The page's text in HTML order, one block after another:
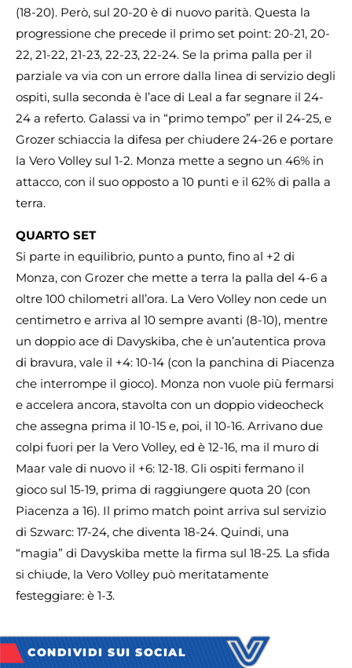
(18-20). Però, sul 20-20 è di nuovo parità. Questa la
progressione che precede il primo set point: 20-21, 20-
22, 21-22, 21-23, 22-23, 22-24. Se la prima palla per il
parziale va via con un errore dalla linea di servizio degli
ospiti, sulla seconda è l’ace di Leal a far segnare il 24-
24 a referto. Galassi va in “primo tempo” per il 24-25, e
Grozer schiaccia la difesa per chiudere 24-26 e portare
la Vero Volley sul 1-2. Monza mette a segno un 46% in
attacco, con il suo opposto a 10 punti e il 62% di palla a
terra.
QUARTO SET
Si parte in equilibrio, punto a punto, fino al +2 di
Monza, con Grozer che mette a terra la palla del 4-6 a
oltre 100 chilometri all’ora. La Vero Volley non cede un
centimetro e arriva al 10 sempre avanti (8-10), mentre
un doppio ace di Davyskiba, che è un’autentica prova
di bravura, vale il +4: 10-14 (con la panchina di Piacenza
che interrompe il gioco). Monza non vuole più fermarsi
e accelera ancora, stavolta con un doppio videocheck
che assegna prima il 10-15 e, poi, il 10-16. Arrivano due
colpi fuori per la Vero Volley, ed è 12-16, ma il muro di
Maar vale di nuovo il +6: 12-18. Gli ospiti fermano il
gioco sul 15-19, prima di raggiungere quota 20 (con
Piacenza a 16). Il primo match point arriva sul servizio
di Szwarc: 17-24, che diventa 18-24. Quindi, una
“magia” di Davyskiba mette la firma sul 18-25. La sfida
si chiude, la Vero Volley può meritatamente
festeggiare: è 1-3.
CONDIVIDI SUI SOCIAL